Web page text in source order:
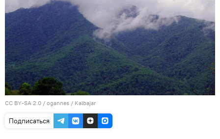
CC BY-SA 2.0 / ogannes / Kalbajar
Подписаться